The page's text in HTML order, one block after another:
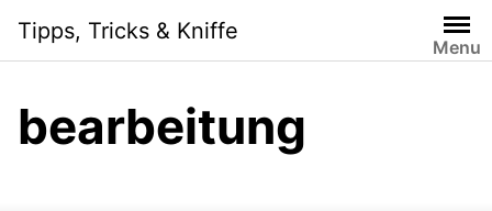
i
Tipps, Tricks & Kniffe
Menu
bearbeitung